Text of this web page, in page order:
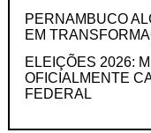
PERNAMBUCO
EM
ELEIÇÕES 2026:
OFICIALMENTE
FEDERAL